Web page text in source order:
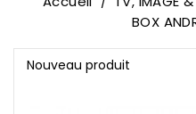
BOX
Nouveau produit